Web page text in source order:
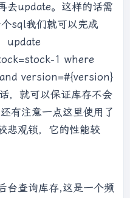
去update。这样的话需
sql我们就可以完成
update
1 where
version=#{version}
，就可以保证库存不会
有注意一点这里使用了
悲观锁，它的性能较
台查询库存,这是一个频